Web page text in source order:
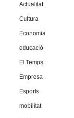
Actualitat
Cultura
Economia
educació
El Temps
Empresa
Esports
mobilitat